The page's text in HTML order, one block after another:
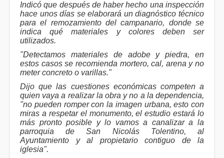
Indicó que después de haber hecho una inspección
hace unos días se elaborará un diagnóstico técnico
para el remozamiento del campanario, donde se
indica qué materiales y colores deben ser
utilizados.
"Detectamos materiales de adobe y piedra, en
estos casos se recomienda mortero, cal, arena y no
meter concreto o varillas."
Dijo que las cuestiones económicas competen a
quien vaya a realizar la obra y no a la dependencia,
"no pueden romper con la imagen urbana, esto con
miras a respetar el monumento, el estudio estará lo
más pronto posible y lo vamos a canalizar a la
parroquia de San Nicolás Tolentino, al
Ayuntamiento y al propietario contiguo de la
iglesia".